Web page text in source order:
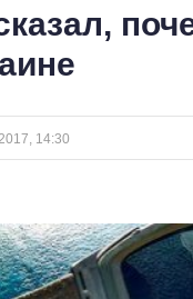
14:30